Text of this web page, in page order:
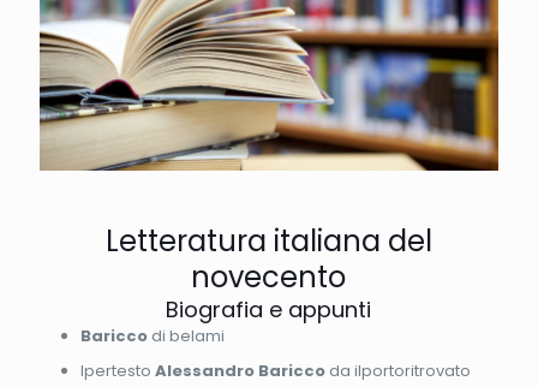
Letteratura italiana del
novecento
Biografia e appunti
Bariccodi belami
Ipertesto Alessandro Bariccoda ilportoritrovato